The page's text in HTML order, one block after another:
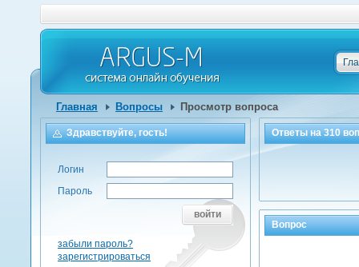
Главная Вопросы Просмотр вопроса
Ответы на310
Вопрос
Здравствуйте, гость!
Логин
Пароль
войти
забыли пароль?
зарегистрироваться